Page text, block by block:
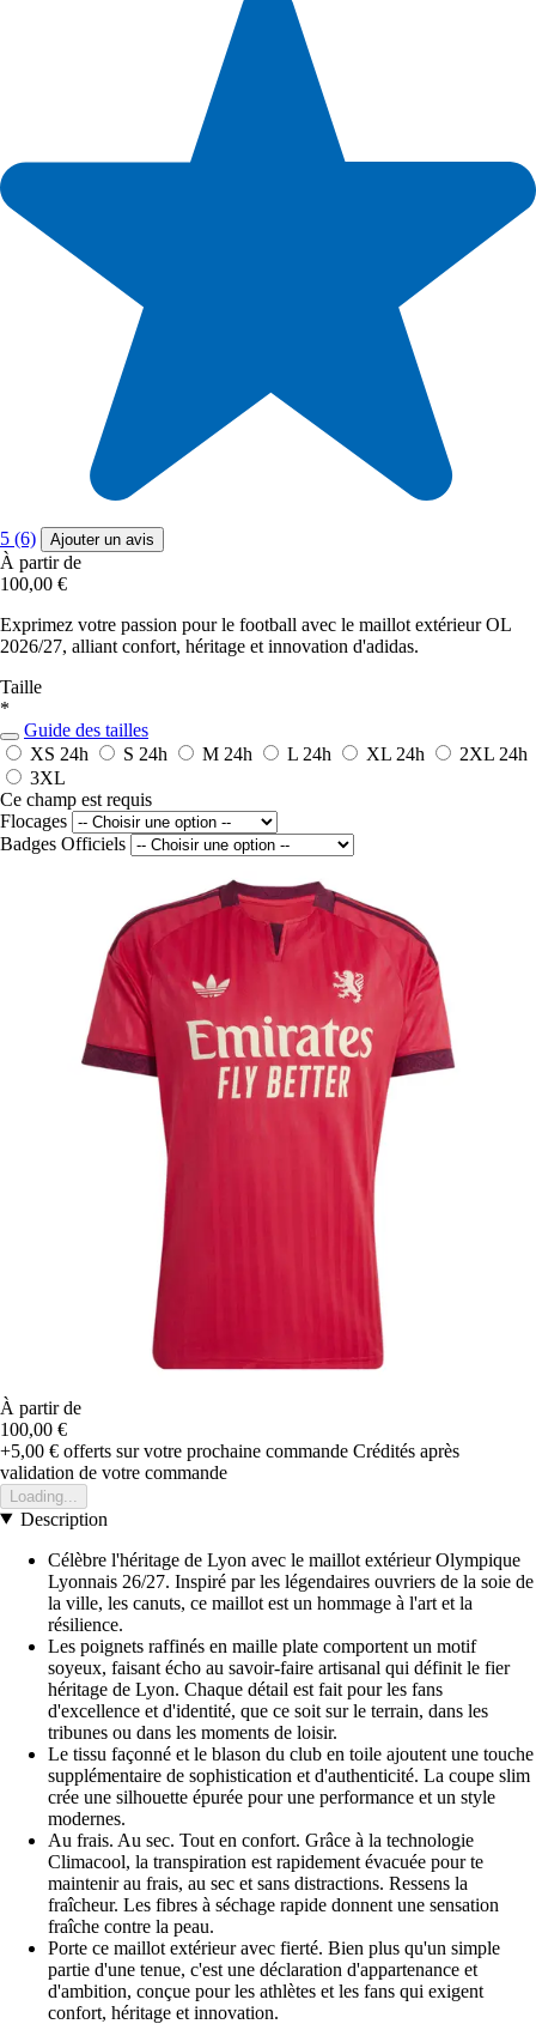
5 (6) Ajouter un avis
À partir de
100,00 €
Exprimez votre passion pour le football avec le maillot extérieur OL
2026/27, alliant confort, héritage et innovation d'adidas.
Taille
*
Guide des tailles
XS 24h S 24h M 24h L 24h XL 24h 2XL 24h
3XL
Ce champ est requis
Flocages
Badges Officiels
À partir de
100,00 €
+5,00 € offerts sur votre prochaine commande Crédités après
validation de votre commande
Loading...
Description
Célèbre l'héritage de Lyon avec le maillot extérieur Olympique
Lyonnais 26/27. Inspiré par les légendaires ouvriers de la soie de
la ville, les canuts, ce maillot est un hommage à l'art et la
résilience.
Les poignets raffinés en maille plate comportent un motif
soyeux, faisant écho au savoir-faire artisanal qui définit le fier
héritage de Lyon. Chaque détail est fait pour les fans
d'excellence et d'identité, que ce soit sur le terrain, dans les
tribunes ou dans les moments de loisir.
Le tissu façonné et le blason du club en toile ajoutent une touche
supplémentaire de sophistication et d'authenticité. La coupe slim
crée une silhouette épurée pour une performance et un style
modernes.
Au frais. Au sec. Tout en confort. Grâce à la technologie
Climacool, la transpiration est rapidement évacuée pour te
maintenir au frais, au sec et sans distractions. Ressens la
fraîcheur. Les fibres à séchage rapide donnent une sensation
fraîche contre la peau.
Porte ce maillot extérieur avec fierté. Bien plus qu'un simple
partie d'une tenue, c'est une déclaration d'appartenance et
d'ambition, conçue pour les athlètes et les fans qui exigent
confort, héritage et innovation.